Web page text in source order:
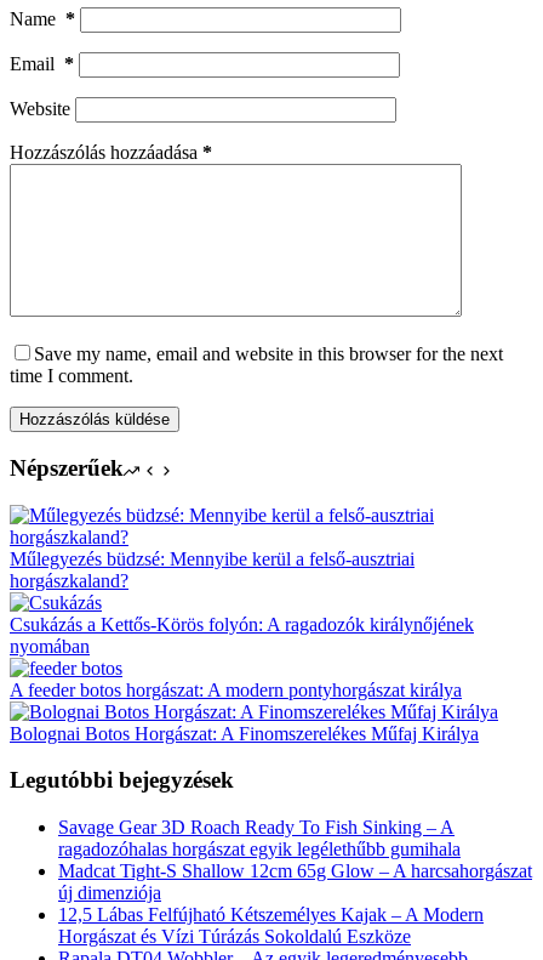
Name *
Email *
Website
Hozzászólás hozzáadása *
Save my name, email and website in this browser for the next
time I comment.
Hozzászólás küldése
Népszerűek
Műlegyezés büdzsé: Mennyibe kerül a felső-ausztriai
horgászkaland?
Csukázás a Kettős-Körös folyón: A ragadozók királynőjének
nyomában
A feeder botos horgászat: A modern pontyhorgászat királya
Bolognai Botos Horgászat: A Finomszerelékes Műfaj Királya
Legutóbbi bejegyzések
Savage Gear 3D Roach Ready To Fish Sinking – A
ragadozóhalas horgászat egyik legélethűbb gumihala
Madcat Tight-S Shallow 12cm 65g Glow – A harcsahorgászat
új dimenziója
12,5 Lábas Felfújható Kétszemélyes Kajak – A Modern
Horgászat és Vízi Túrázás Sokoldalú Eszköze